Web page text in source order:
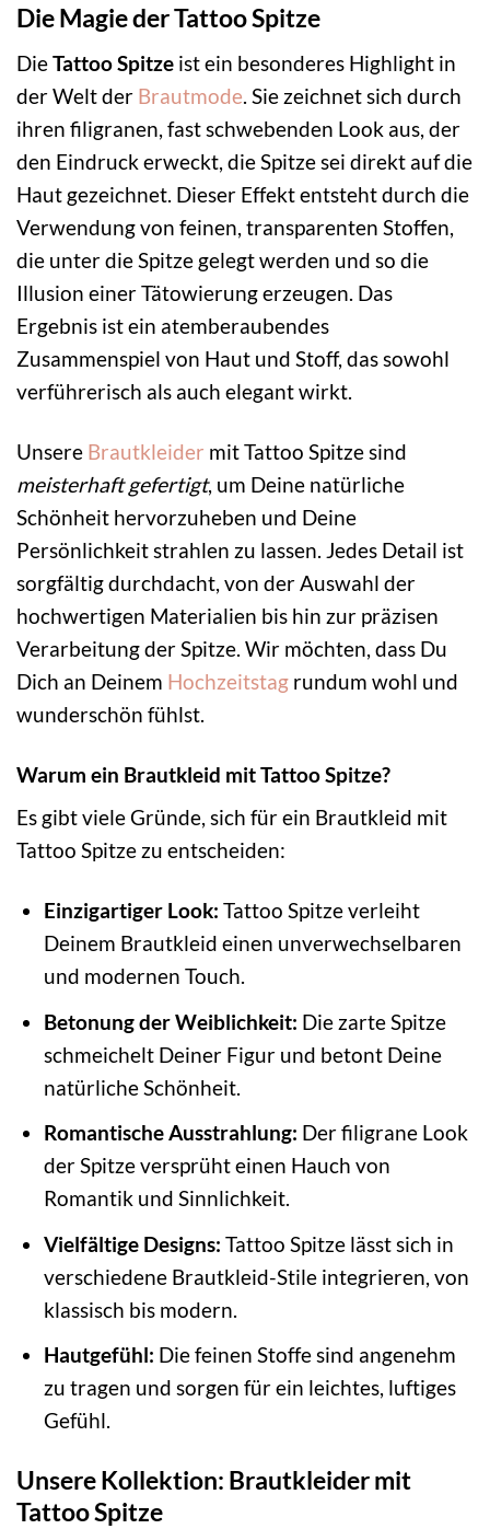
Die Magie der Tattoo Spitze
DieTattoo Spitze ist ein besonderes Highlight in
der Welt der Brautmode . Sie zeichnet sich durch
ihren filigranen, fast schwebenden Look aus, der
den Eindruck erweckt, die Spitze sei direkt auf die
Haut gezeichnet. Dieser Effekt entsteht durch die
Verwendung von feinen, transparenten Stoffen,
die unter die Spitze gelegt werden und so die
Illusion einer Tätowierung erzeugen. Das
Ergebnis ist ein atemberaubendes
Zusammenspiel von Haut und Stoff, das sowohl
verführerisch als auch elegant wirkt.
Unsere Brautkleider mit Tattoo Spitze sind
meisterhaft gefertigt, um Deine natürliche
Schönheit hervorzuheben und Deine
Persönlichkeit strahlen zu lassen. Jedes Detail ist
sorgfältig durchdacht, von der Auswahl der
hochwertigen Materialien bis hin zur präzisen
Verarbeitung der Spitze. Wir möchten, dass Du
Dich an Deinem Hochzeitstag rundum wohl und
wunderschön fühlst.
Warum ein Brautkleid mit Tattoo Spitze?
Es gibt viele Gründe, sich für ein Brautkleid mit
Tattoo Spitze zu entscheiden:
Einzigartiger Look: Tattoo Spitze verleiht
Deinem Brautkleid einen unverwechselbaren
und modernen Touch.
Betonung der Weiblichkeit: Die zarte Spitze
schmeichelt Deiner Figur und betont Deine
natürliche Schönheit.
Romantische Ausstrahlung: Der filigrane Look
der Spitze versprüht einen Hauch von
Romantik und Sinnlichkeit.
Vielfältige Designs: Tattoo Spitze lässt sich in
verschiedene Brautkleid-Stile integrieren, von
klassisch bis modern.
Hautgefühl: Die feinen Stoffe sind angenehm
zu tragen und sorgen für ein leichtes, luftiges
Gefühl.
Unsere Kollektion: Brautkleider mit
Tattoo Spitze